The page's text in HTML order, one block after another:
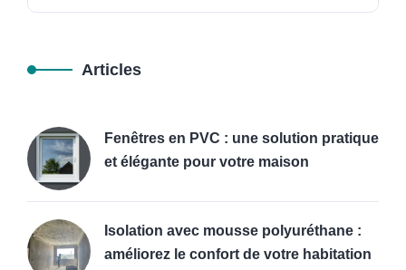
Articles
Fenêtres en PVC : une solution pratique
et élégante pour votre maison
Isolation avec mousse polyuréthane :
améliorez le confort de votre habitation